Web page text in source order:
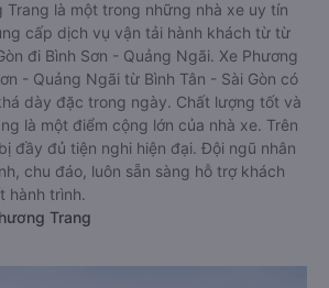
Trang là một trong những nhà xe uy tín
cấp dịch vụ vận tải hành khách từ từ
đi Bình Sơn - Quảng Ngãi. Xe Phương
- Quảng Ngãi từ Bình Tân - Sài Gòn có
dày đặc trong ngày. Chất lượng tốt và
là một điểm cộng lớn của nhà xe. Trên
đầy đủ tiện nghi hiện đại. Đội ngũ nhân
chu đáo, luôn sẵn sàng hỗ trợ khách
hành trình.
Trang